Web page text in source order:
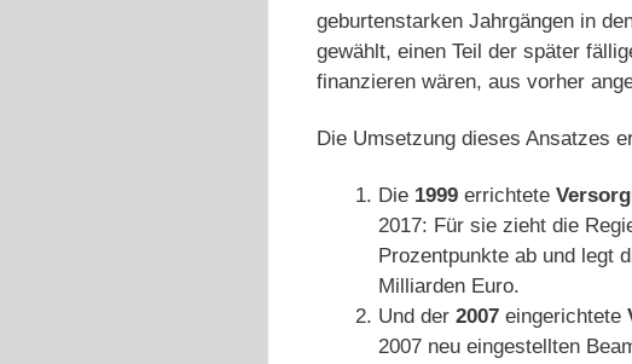
geburtenstarken Jahrgängen in
gewählt, einen Teil der später
finanzieren wären, aus vorher
Die Umsetzung dieses Ansatzes
Die 1999 errichtete
2017: Für sie zieht die
Prozentpunkte ab und legt
Milliarden Euro.
Und der 2007 eingerichtete
2007 neu eingestellten